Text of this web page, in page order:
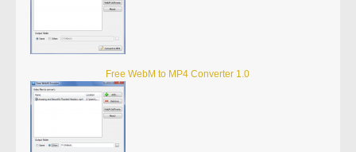
Free WebM to MP4 Converter 1.0